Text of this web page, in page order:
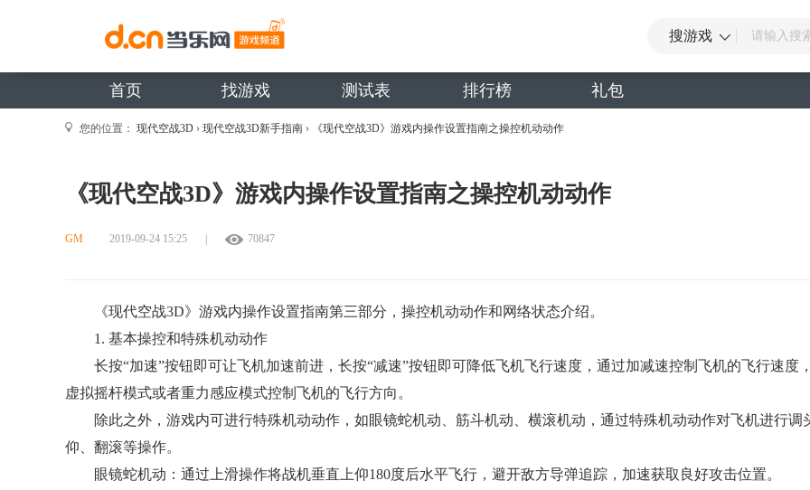
搜游戏
首页 找游戏 测试表 排行榜 礼包
您的位置： 现代空战3D › 现代空战3D新手指南 › 《现代空战3D》游戏内操作设置指南之操控机动动作
《现代空战3D》游戏内操作设置指南之操控机动动作
GM 2019-09-24 15:25 70847
《现代空战3D》游戏内操作设置指南第三部分，操控机动动作和网络状态介绍。
1. 基本操控和特殊机动动作
长按“加速”按钮即可让飞机加速前进，长按“减速”按钮即可降低飞机飞行速度，通过加减速控制飞机的飞行速度
虚拟摇杆模式或者重力感应模式控制飞机的飞行方向。
除此之外，游戏内可进行特殊机动动作，如眼镜蛇机动、筋斗机动、横滚机动，通过特殊机动动作对飞机进行调
仰、翻滚等操作。
眼镜蛇机动：通过上滑操作将战机垂直上仰180度后水平飞行，避开敌方导弹追踪，加速获取良好攻击位置。